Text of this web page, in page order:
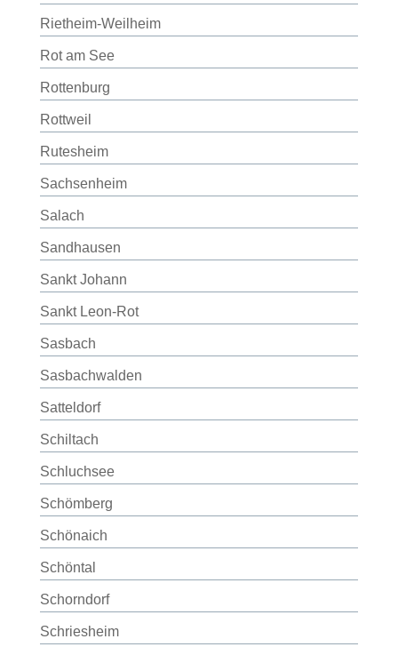
Rietheim-Weilheim
Rot am See
Rottenburg
Rottweil
Rutesheim
Sachsenheim
Salach
Sandhausen
Sankt Johann
Sankt Leon-Rot
Sasbach
Sasbachwalden
Satteldorf
Schiltach
Schluchsee
Schömberg
Schönaich
Schöntal
Schorndorf
Schriesheim